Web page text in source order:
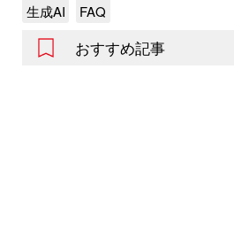
生成AI FAQ
おすすめ記事